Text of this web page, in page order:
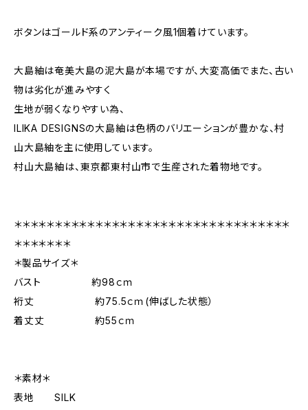
ボタンはゴールド系のアンティーク風1個着けています。
大島紬は奄美大島の泥大島が本場ですが、大変高価でまた、古い
物は劣化が進みやすく
生地が弱くなりやすい為、
ILIKA DESIGNSの大島紬は色柄のバリエーションが豊かな、村
山大島紬を主に使用しています。
村山大島紬は、東京都東村山市で生産された着物地です。
＊＊＊＊＊＊＊＊＊＊＊＊＊＊＊＊＊＊＊＊＊＊＊＊＊＊＊＊＊＊＊＊＊＊
＊＊＊＊＊＊＊
＊製品サイズ＊
バスト 約98ｃｍ
裄丈 約75.5ｃｍ(伸ばした状態）
着丈丈 約55ｃｍ
＊素材＊
表地 SILK